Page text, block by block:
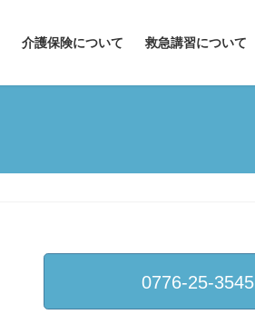
介護保険について 救急講習について
0776-25-3545